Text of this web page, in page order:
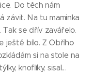
Do těch nám
závit. Na tu maminka
se dřív zavářelo.
ještě bílo. Z Obřího
si na stole na
knoflíky, sisal...